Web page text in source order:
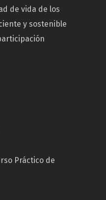
de vida de los
y sostenible
Práctico de